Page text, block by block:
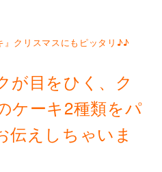
』クリスマスにもピッタリ♪♪
が目をひく、ク
ケーキ2種類をパ
伝えしちゃいま